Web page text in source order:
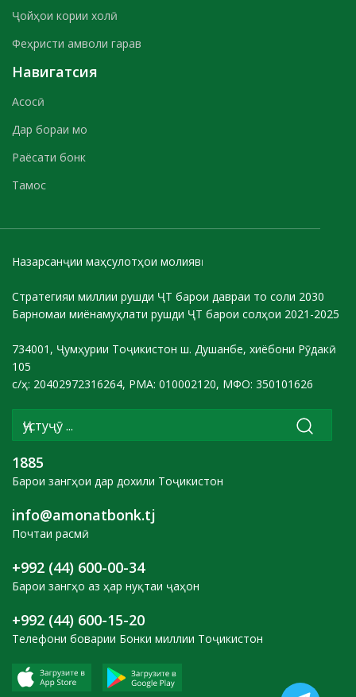
Ҷойҳои кории холӣ
Феҳристи амволи гарав
Навигатсия
Асосӣ
Дар бораи мо
Раёсати бонк
Тамос
Назарсанҷии маҳсулотҳои молиявӣ
Стратегияи миллии рушди ҶТ барои давраи то соли 2030
Барномаи миёнамуҳлати рушди ҶТ барои солҳои 2021-2025
734001, Ҷумҳурии Тоҷикистон ш. Душанбе, хиёбони Рӯдакӣ
105
с/ҳ: 20402972316264, РМА: 010002120, МФО: 350101626
1885
Барои зангҳои дар дохили Тоҷикистон
info@amonatbonk.tj
Почтаи расмӣ
+992 (44) 600-00-34
Барои зангҳо аз ҳар нуқтаи ҷаҳон
+992 (44) 600-15-20
Телефони боварии Бонки миллии Тоҷикистон